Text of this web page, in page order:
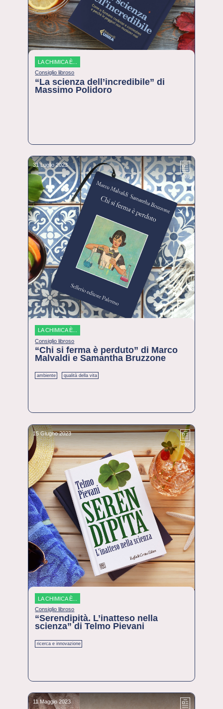
LA CHIMICA È...
Consiglio libroso
“La scienza dell’incredibile” di
Massimo Polidoro
31 Luglio 2023
leggi
LA CHIMICA È...
Consiglio libroso
“Chi si ferma è perduto” di Marco
Malvaldi e Samantha Bruzzone
ambiente qualità della vita
15 Giugno 2023
leggi
LA CHIMICA È...
Consiglio libroso
“Serendipità. L’inatteso nella
scienza” di Telmo Pievani
ricerca e innovazione
11 Maggio 2023